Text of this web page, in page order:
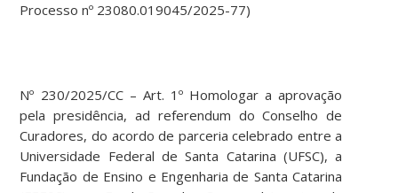
Processo nº 23080.019045/2025-77)
Nº 230/2025/CC – Art. 1º Homologar a aprovação
pela presidência, ad referendum do Conselho de
Curadores, do acordo de parceria celebrado entre a
Universidade Federal de Santa Catarina (UFSC), a
Fundação de Ensino e Engenharia de Santa Catarina